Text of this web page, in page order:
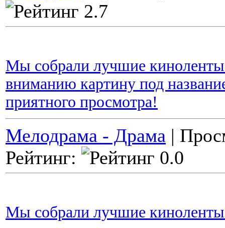
Мы собрали лучшие киноленты
вниманию картину под
приятного просмотра!
Мелодрама - Драма |
Рейтинг:
Мы собрали лучшие киноленты